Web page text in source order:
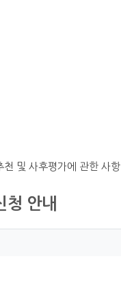
및 사후평가에 관한 사항
청 안내